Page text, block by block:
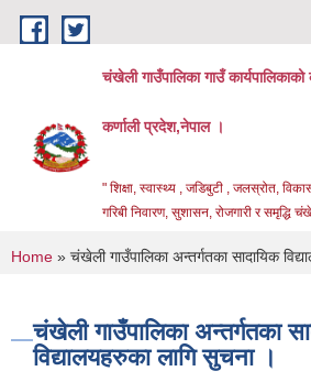
Skip to main content
चंखेली गाउँपालिका गाउँ कार्यपालिकाको
कर्णाली प्रदेश,नेपाल ।
" शिक्षा, स्वास्थ्य , जडिबुटी , जलस्रोत, विकास
गरिबी निवारण, सुशासन, रोजगारी र समृद्धि
You are here
Home » चंखेली गाउँपालिका अन्तर्गतका सादायिक
चंखेली गाउँपालिका अन्तर्गतका
विद्यालयहरुका लागि सुचना ।